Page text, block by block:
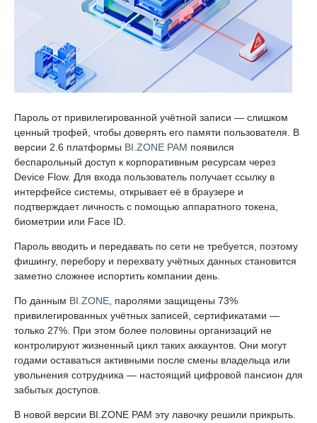
Пароль от привилегированной учётной записи — слишком
ценный трофей, чтобы доверять его памяти пользователя. В
версии 2.6 платформы BI.ZONE PAM появился
беспарольный доступ к корпоративным ресурсам через
Device Flow. Для входа пользователь получает ссылку в
интерфейсе системы, открывает её в браузере и
подтверждает личность с помощью аппаратного токена,
биометрии или Face ID.
Пароль вводить и передавать по сети не требуется, поэтому
фишингу, перебору и перехвату учётных данных становится
заметно сложнее испортить компании день.
По данным BI.ZONE, паролями защищены 73%
привилегированных учётных записей, сертификатами —
только 27%. При этом более половины организаций не
контролируют жизненный цикл таких аккаунтов. Они могут
годами оставаться активными после смены владельца или
увольнения сотрудника — настоящий цифровой пансион для
забытых доступов.
В новой версии BI.ZONE PAM эту лавочку решили прикрыть.